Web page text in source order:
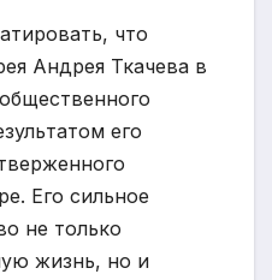
что
Андрея Ткачева в
его
Его сильное
не только
жизнь, но и